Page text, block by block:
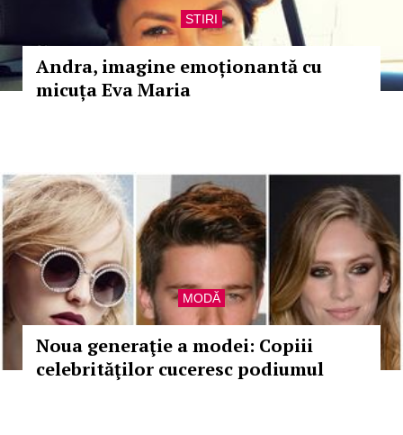
STIRI
Andra, imagine emoționantă cu
micuța Eva Maria
MODĂ
Noua generaţie a modei: Copiii
celebrităţilor cuceresc podiumul